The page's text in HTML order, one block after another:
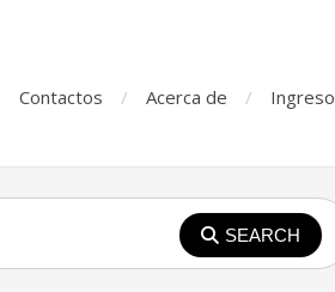
Contactos Acerca de Ingreso
SEARCH